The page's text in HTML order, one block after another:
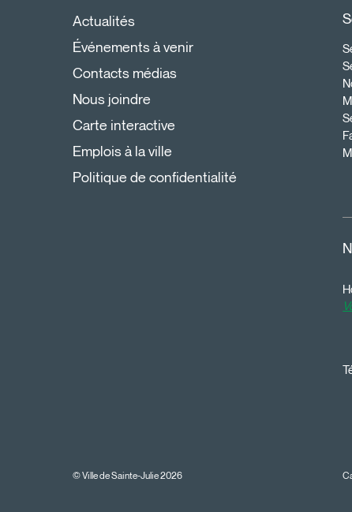
Actualités
Événements à venir
Contacts médias
Nous joindre
Carte interactive
Emplois à la ville
Politique de confidentialité
© Ville de Sainte-Julie 2026